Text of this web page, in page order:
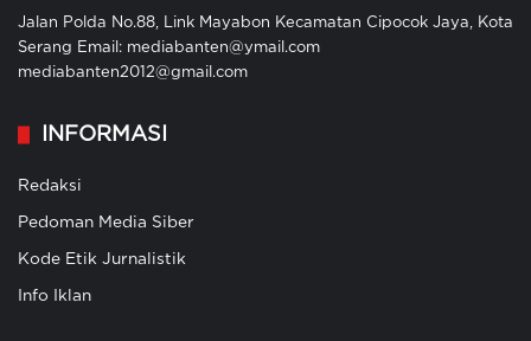
Jalan Polda No.88, Link Mayabon Kecamatan Cipocok Jaya, Kota
Serang Email: mediabanten@ymail.com
mediabanten2012@gmail.com
INFORMASI
Redaksi
Pedoman Media Siber
Kode Etik Jurnalistik
Info Iklan